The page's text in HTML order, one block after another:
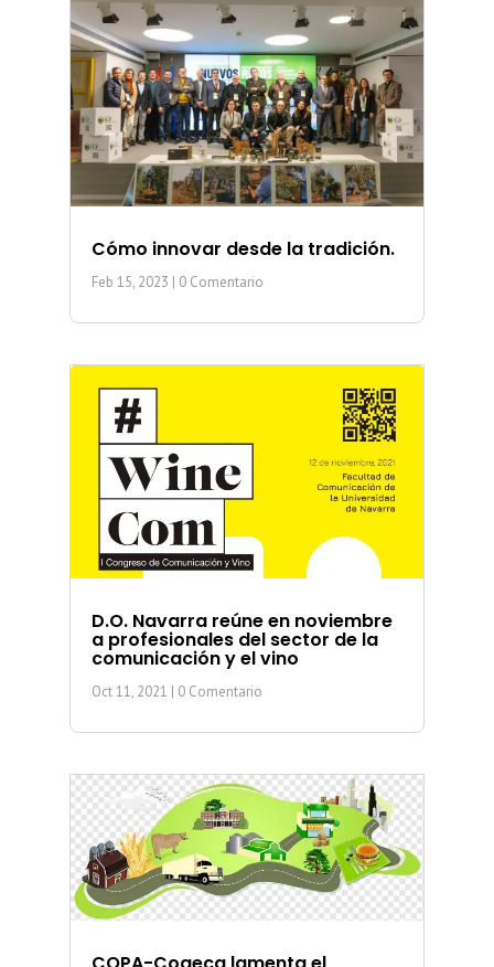
Cómo innovar desde la tradición.
Feb 15, 2023 | 0 Comentario
D.O. Navarra reúne en noviembre
a profesionales del sector de la
comunicación y el vino
Oct 11, 2021 | 0 Comentario